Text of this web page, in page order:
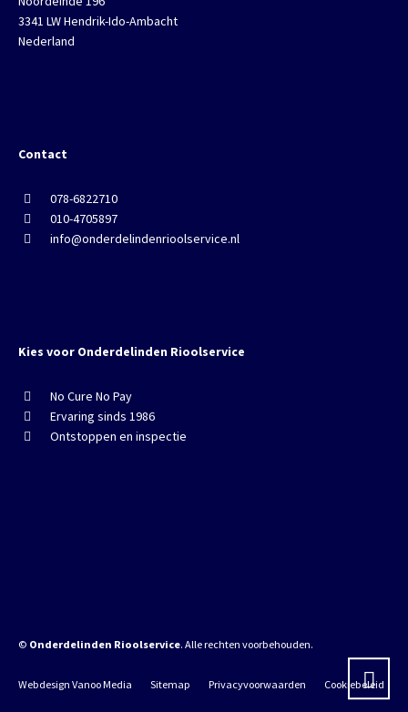
3341 LW Hendrik-Ido-Ambacht
Nederland
Contact
078-6822710
010-4705897
info@onderdelindenrioolservice.nl
Kies voor Onderdelinden Rioolservice
No Cure No Pay
Ervaring sinds 1986
Ontstoppen en inspectie
© Onderdelinden Rioolservice. Alle rechten voorbehouden.
Webdesign Vanoo Media Sitemap Privacyvoorwaarden Cookiebeleid